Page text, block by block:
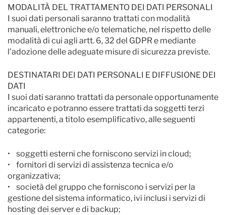
MODALITÀ DEL TRATTAMENTO DEI DATI PERSONALI
I suoi dati personali saranno trattati con modalità
manuali, elettroniche e/o telematiche, nel rispetto delle
modalità di cui agli artt. 6, 32 del GDPR e mediante
l'adozione delle adeguate misure di sicurezza previste.
DESTINATARI DEI DATI PERSONALI E DIFFUSIONE DEI
DATI
I suoi dati saranno trattati da personale opportunamente
incaricato e potranno essere trattati da soggetti terzi
appartenenti, a titolo esemplificativo, alle seguenti
categorie:
• soggetti esterni che forniscono servizi in cloud;
• fornitori di servizi di assistenza tecnica e/o
organizzativa;
• società del gruppo che forniscono i servizi per la
gestione del sistema informatico, ivi inclusi i servizi di
hosting dei server e di backup;